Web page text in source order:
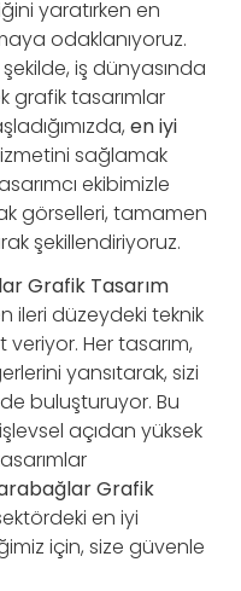
yaratırken en
odaklanıyoruz.
iş dünyasında
grafik tasarımlar
en iyi
sağlamak
ekibimizle
görselleri, tamamen
şekillendiriyoruz.
Grafik Tasarım
ileri düzeydeki teknik
Her tasarım,
yansıtarak, sizi
buluşturuyor. Bu
açıdan yüksek
Grafik
en iyi
için, size güvenle